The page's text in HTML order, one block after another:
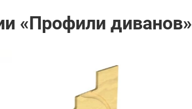
«Профили диванов»